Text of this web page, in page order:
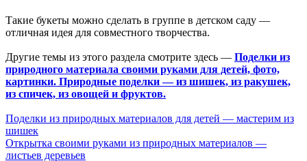
Такие букеты можно сделать в группе в детском саду —
отличная идея для совместного творчества.
Другие темы из этого раздела смотрите здесь — Поделки из
природного материала своими руками для детей, фото,
картинки. Природные поделки — из шишек, из ракушек,
из спичек, из овощей и фруктов.
Поделки из природных материалов для детей — мастерим из
шишек
Открытка своими руками из природных материалов —
листьев деревьев